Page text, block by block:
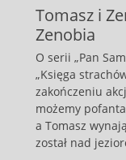
Tomasz i
Zenobia
O serii „Pan
„Księga
zakończeniu
możemy
a Tomasz
został nad